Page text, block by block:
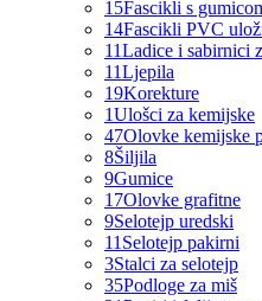
15Fascikli s
14Fascikli PVC
11Ladice i sabirnici
11Ljepila
19Korekture
1Ulošci za kemijske
47Olovke kemijske
8Šiljila
9Gumice
17Olovke grafitne
9Selotejp uredski
11 Selotejp pakirni
3Stalci za selotejp
35Podloge za miš